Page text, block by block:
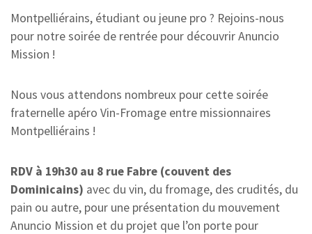
Montpelliérains, étudiant ou jeune pro ? Rejoins-nous
pour notre soirée de rentrée pour découvrir Anuncio
Mission !
Nous vous attendons nombreux pour cette soirée
fraternelle apéro Vin-Fromage entre missionnaires
Montpelliérains !
RDV à 19h30 au 8 rue Fabre (couvent des
Dominicains) avec du vin, du fromage, des crudités, du
pain ou autre, pour une présentation du mouvement
Anuncio Mission et du projet que l’on porte pour